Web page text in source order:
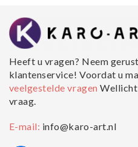
Heeft u vragen? Neem
klantenservice! Voordat u
veelgestelde vragen
vraag.
E-mail: info@karo-art.nl